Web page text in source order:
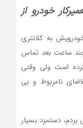
خودرو از
به کلانتری
ساعت بعد تماس
است ولی وقتی
نامربوط و بی
بردم، دستمزد بسیار